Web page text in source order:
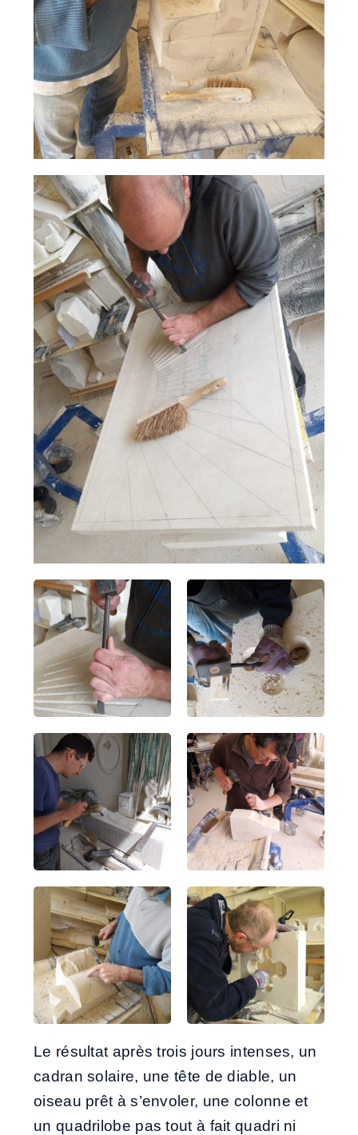
Le résultat après trois jours intenses, un
cadran solaire, une tête de diable, un
oiseau prêt à s’envoler, une colonne et
un quadrilobe pas tout à fait quadri ni